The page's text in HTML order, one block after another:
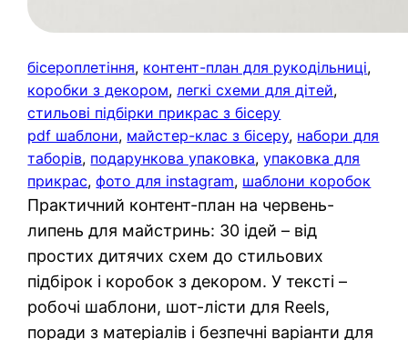
бісероплетіння, контент-план для рукодільниці
коробки з декором, легкі схеми для дітей
стильові підбірки прикрас з бісеру
pdf шаблони, майстер-клас з бісеру, набори для
таборів, подарункова упаковка, упаковка для
прикрас, фото для instagram, шаблони коробок
Практичний контент-план на червень-
липень для майстринь: 30 ідей – від
простих дитячих схем до стильових
підбірок і коробок з декором. У тексті –
робочі шаблони, шот-лісти для Reels,
поради з матеріалів і безпечні варіанти для